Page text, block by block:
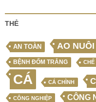
THẺ
AN TOÀN AO NUÔI
BỆNH ĐỐM TRẮNG CHẾ
CÁ CÁ CHÌNH
CÔNG NGHIỆP CÔNG